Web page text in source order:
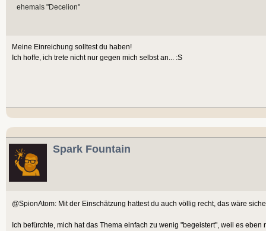
ehemals "Decelion"
Meine Einreichung solltest du haben!
Ich hoffe, ich trete nicht nur gegen mich selbst an... :S
Spark Fountain
@SpionAtom: Mit der Einschätzung hattest du auch völlig recht, das wäre
Ich befürchte, mich hat das Thema einfach zu wenig "begeistert", weil es